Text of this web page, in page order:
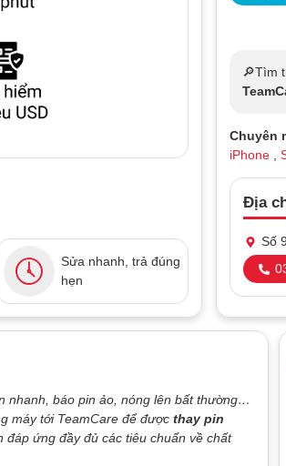
Sửa nhanh, trả đúng
hẹn
🔎Tìm
Chuyên
iPhone ,
Địa
Số
nhanh, báo pin ảo, nóng lên bất thường…
máy tới TeamCare để được thay pin
đáp ứng đầy đủ các tiêu chuẩn về chất